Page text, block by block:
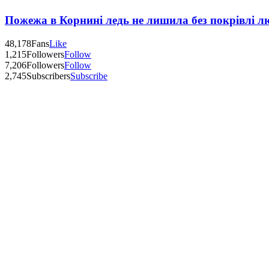
Пожежа в Корнині ледь не лишила без покрівлі
48,178FansLike
1,215FollowersFollow
7,206FollowersFollow
2,745SubscribersSubscribe